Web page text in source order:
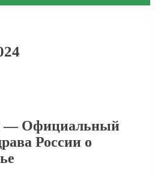
— Официальный
России о